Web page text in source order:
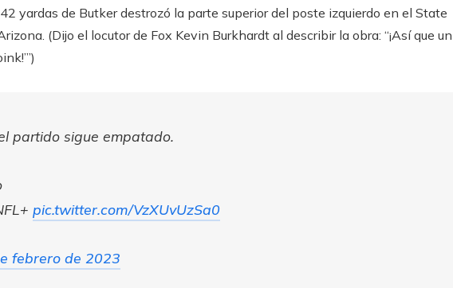
yardas de Butker destrozó la parte superior del poste izquierdo en el State
(Dijo el locutor de Fox Kevin Burkhardt al describir la obra: “¡Así que un
partido sigue empatado.
pic.twitter.com/VzXUvUzSa0
febrero de 2023